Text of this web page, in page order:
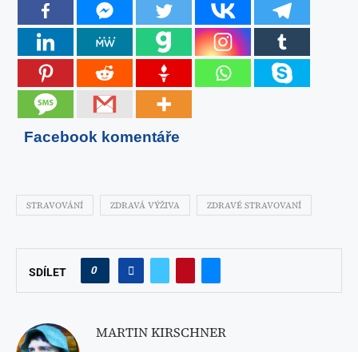
Facebook komentáře
STRAVOVÁNÍ ZDRAVÁ VÝŽIVA ZDRAVÉ STRAVOVANÍ
SDÍLET 0
MARTIN KIRSCHNER